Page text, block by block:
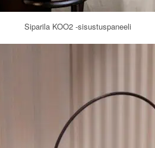
Siparila KOO2 -sisustuspaneeli